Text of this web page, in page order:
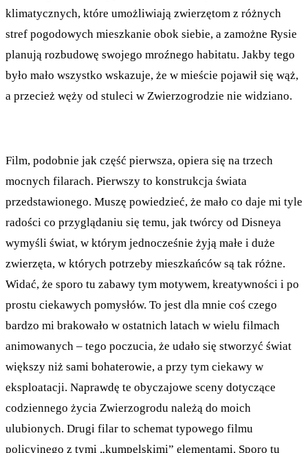
klimatycznych, które umożliwiają zwierzętom z różnych
stref pogodowych mieszkanie obok siebie, a zamożne Rysie
planują rozbudowę swojego mroźnego habitatu. Jakby tego
było mało wszystko wskazuje, że w mieście pojawił się wąż,
a przecież węży od stuleci w Zwierzogrodzie nie widziano.
Film, podobnie jak część pierwsza, opiera się na trzech
mocnych filarach. Pierwszy to konstrukcja świata
przedstawionego. Muszę powiedzieć, że mało co daje mi tyle
radości co przyglądaniu się temu, jak twórcy od Disneya
wymyśli świat, w którym jednocześnie żyją małe i duże
zwierzęta, w których potrzeby mieszkańców są tak różne.
Widać, że sporo tu zabawy tym motywem, kreatywności i po
prostu ciekawych pomysłów. To jest dla mnie coś czego
bardzo mi brakowało w ostatnich latach w wielu filmach
animowanych – tego poczucia, że udało się stworzyć świat
większy niż sami bohaterowie, a przy tym ciekawy w
eksploatacji. Naprawdę te obyczajowe sceny dotyczące
codziennego życia Zwierzogrodu należą do moich
ulubionych. Drugi filar to schemat typowego filmu
policyjnego z tymi „kumpelskimi” elementami. Sporo tu